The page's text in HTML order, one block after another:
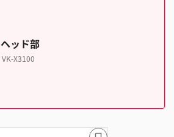
ヘッド部
VK-X3100
ブ